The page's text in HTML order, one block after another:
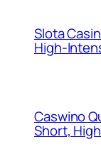
Slota
Caswino
Short,